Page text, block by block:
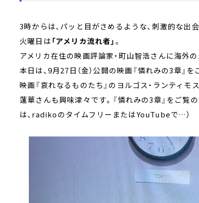
3時からは、パッと目がさめるような、刺激的な
火曜日は 「アメリカ流れ者」。
アメリカ在住の映画評論家・町山智浩さんに海外
本日は、9月27日（金）公開の映画『憐れみの3章』
映画『哀れなるものたち』のヨルゴス・ランティモ
蓮華さんも興味津々です。『憐れみの3章』をご覧
は、radikoのタイムフリーまたはYouTubeで…）